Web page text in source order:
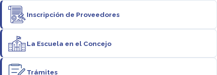
Inscripción de Proveedores
La Escuela en el Concejo
Trámites